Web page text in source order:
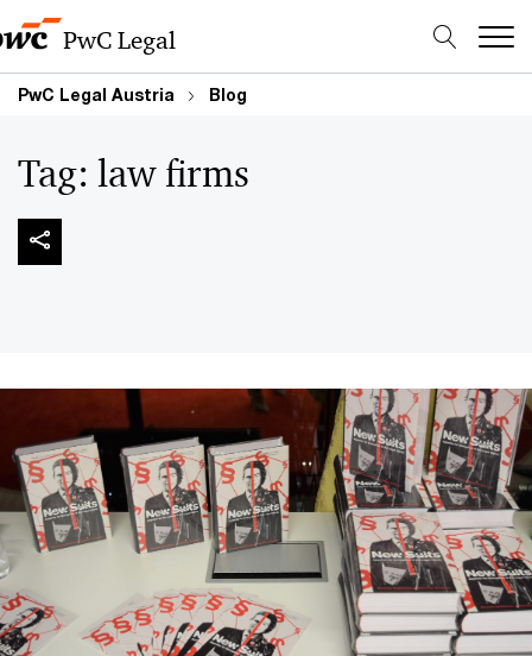
PwC Legal
PwC Legal Austria Blog
Tag: law firms